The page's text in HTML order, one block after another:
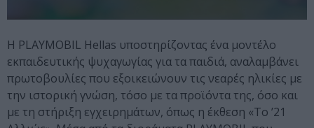
Η PLAYMOBIL Hellas υποστηρίζοντας ένα μοντέλο
εκπαιδευτικής ψυχαγωγίας για τα παιδιά, αναλαμβάνει
πρωτοβουλίες που εξοικειώνουν τις νεαρές ηλικίες με
την ιστορική γνώση, τόσο με τα προϊόντα της, όσο και
με τη στήριξη εγχειρημάτων, όπως η έκθεση «Το ’21